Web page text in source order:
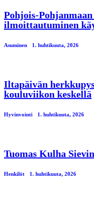
Pohjois-
ilmoittautuminen
Asuminen 1. huhtikuuta, 2026
Iltapäivän
kouluviikon keskellä
Hyvinvointi 1. huhtikuuta, 2026
Tuomas Kulha
Henkilöt 1. huhtikuuta, 2026